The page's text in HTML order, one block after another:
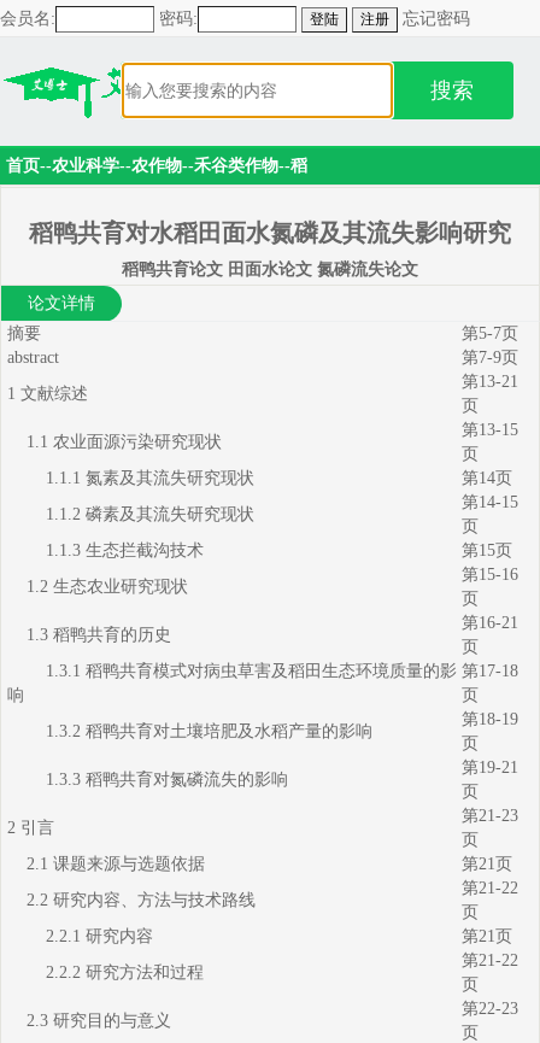
会员名: 密码: 忘记密码
搜索
首页--农业科学--农作物--禾谷类作物--稻
稻鸭共育对水稻田面水氮磷及其流失影响研究
稻鸭共育论文 田面水论文 氮磷流失论文
论文详情
摘要
第5-7页
abstract
第7-9页
1 文献综述
第13-21
页
1.1 农业面源污染研究现状
第13-15
页
1.1.1 氮素及其流失研究现状
第14页
1.1.2 磷素及其流失研究现状
第14-15
页
1.1.3 生态拦截沟技术
第15页
1.2 生态农业研究现状
第15-16
页
1.3 稻鸭共育的历史
第16-21
页
1.3.1 稻鸭共育模式对病虫草害及稻田生态环境质量的影
响
第17-18
页
1.3.2 稻鸭共育对土壤培肥及水稻产量的影响
第18-19
页
1.3.3 稻鸭共育对氮磷流失的影响
第19-21
页
2 引言
第21-23
页
2.1 课题来源与选题依据
第21页
2.2 研究内容、方法与技术路线
第21-22
页
2.2.1 研究内容
第21页
2.2.2 研究方法和过程
第21-22
页
2.3 研究目的与意义
第22-23
页